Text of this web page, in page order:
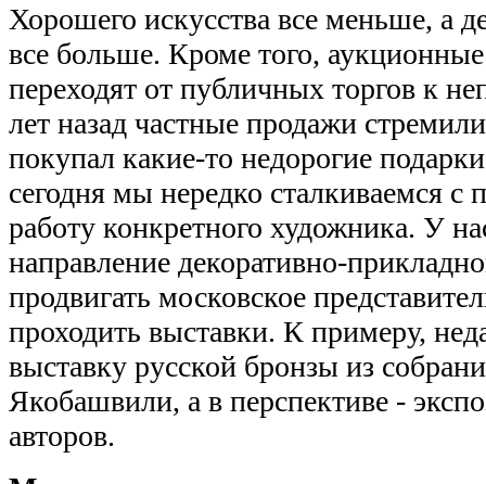
Хорошего искусства все меньше, а
все больше. Кроме того,
переходят от публичных торгов к
лет назад частные продажи
покупал какие-то недорогие
сегодня мы нередко сталкиваемся с
работу конкретного художника. У
направление декоративно-
продвигать московское
проходить выставки. К примеру,
выставку русской бронзы из
Якобашвили, а в перспективе -
авторов.